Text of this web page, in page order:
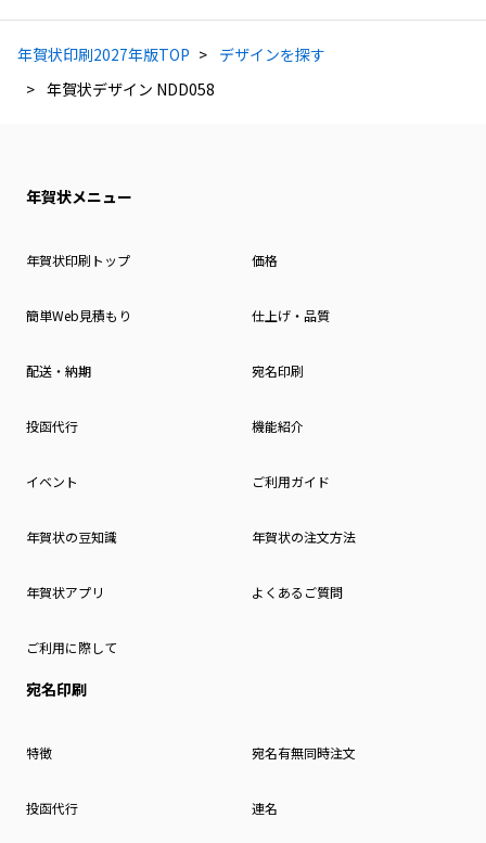
年賀状印刷2027年版TOP
デザインを探す
年賀状デザイン NDD058
年賀状メニュー
年賀状印刷トップ 価格
簡単Web見積もり 仕上げ・品質
配送・納期 宛名印刷
投函代行 機能紹介
イベント ご利用ガイド
年賀状の豆知識 年賀状の注文方法
年賀状アプリ よくあるご質問
ご利用に際して
宛名印刷
特徴 宛名有無同時注文
投函代行 連名